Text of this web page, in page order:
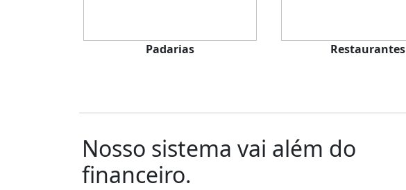
Padarias Restaurantes
Nosso sistema vai além do
financeiro.